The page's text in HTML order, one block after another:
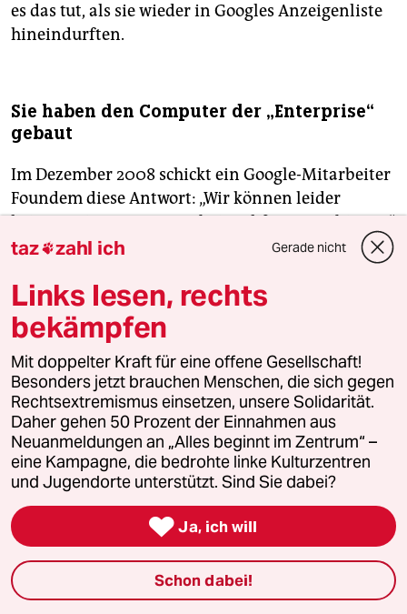
es das tut, als sie wieder in Googles Anzeigenliste
hineindurften.
Sie haben den Computer der „Enterprise“
gebaut
Im Dezember 2008 schickt ein Google-Mitarbeiter
Foundem diese Antwort: „Wir können leider
keinen privaten Support bei Suchfragen anbieten.“
eine PR-Agentur. Erste Artikel erscheinen, unter
anderem in der britischen Zeitung
Ihr Kampf ist jetzt ein öffentlicher.
Google reagiert. Auf den Seiten befänden sich zu
viele Rechtschreibfehler. Foundem weist Google
Shopping ähnliche Fehler nach.
Amit Singhal ist wie Shivaun und Adam Raff Ende
der 1960er Jahre geboren und in den 70ern
aufgewachsen. Wahlscheiben-Telefone. Schwarz-
Weiß-Fernseher. Er weiß, was sie bei Google
taz zahl ich Gerade nicht
Links lesen, rechts
bekämpfen
Mit doppelter Kraft für eine offene Gesellschaft!
Besonders jetzt brauchen Menschen, die sich gegen
Rechtsextremismus einsetzen, unsere Solidarität.
Daher gehen 50 Prozent der Einnahmen aus
Neuanmeldungen an „Alles beginnt im Zentrum“ –
eine Kampagne, die bedrohte linke Kulturzentren
und Jugendorte unterstützt. Sind Sie dabei?
 Ja, ich will
Schon dabei!